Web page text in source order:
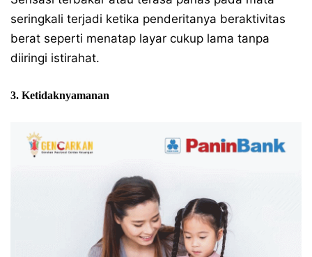
seringkali terjadi ketika penderitanya beraktivitas
berat seperti menatap layar cukup lama tanpa
diiringi istirahat.
3. Ketidaknyamanan